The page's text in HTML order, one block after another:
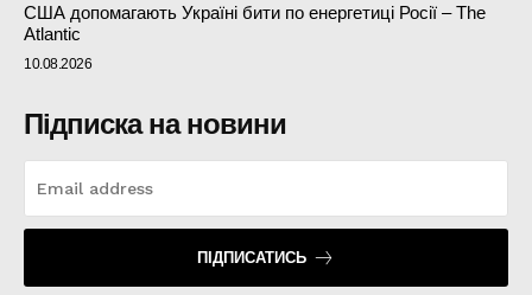
США допомагають Україні бити по енергетиці Росії – The
Atlantic
10.08.2026
Підписка на новини
ПІДПИСАТИСЬ